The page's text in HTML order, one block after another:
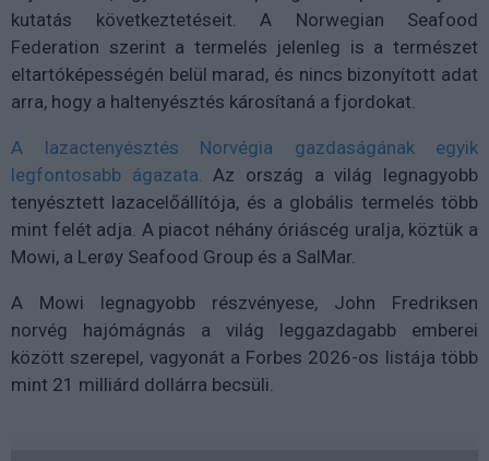
kutatás következtetéseit. A Norwegian Seafood
Federation szerint a termelés jelenleg is a természet
eltartóképességén belül marad, és nincs bizonyított adat
arra, hogy a haltenyésztés károsítaná a fjordokat.
A lazactenyésztés Norvégia gazdaságának egyik
legfontosabb ágazata. Az ország a világ legnagyobb
tenyésztett lazacelőállítója, és a globális termelés több
mint felét adja. A piacot néhány óriáscég uralja, köztük a
Mowi, a Lerøy Seafood Group és a SalMar.
A Mowi legnagyobb részvényese, John Fredriksen
norvég hajómágnás a világ leggazdagabb emberei
között szerepel, vagyonát a Forbes 2026-os listája több
mint 21 milliárd dollárra becsüli.